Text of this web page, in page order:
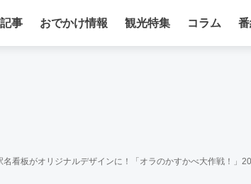
事 おでかけ情報 観光特集 コラム
名看板がオリジナルデザインに！「オラのかすかべ大作戦！」